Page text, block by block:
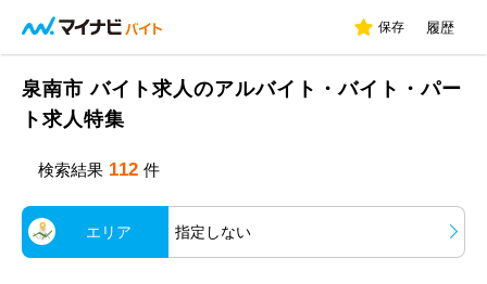
保存 履歴
泉南市 バイト求人のアルバイト・バイト・パー
ト求人特集
検索結果 112 件
エリア 指定しない